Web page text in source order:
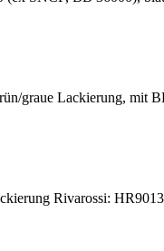
graue Lackierung, mit
Rivarossi: